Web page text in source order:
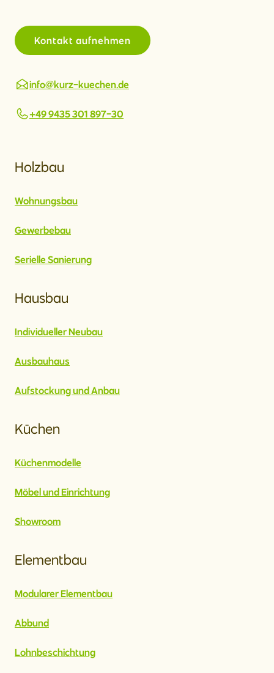
Kontakt aufnehmen
info@kurz-kuechen.de
+49 9435 301 897-30
Holzbau
Wohnungsbau
Gewerbebau
Serielle Sanierung
Hausbau
Individueller Neubau
Ausbauhaus
Aufstockung und Anbau
Küchen
Küchenmodelle
Möbel und Einrichtung
Showroom
Elementbau
Modularer Elementbau
Abbund
Lohnbeschichtung